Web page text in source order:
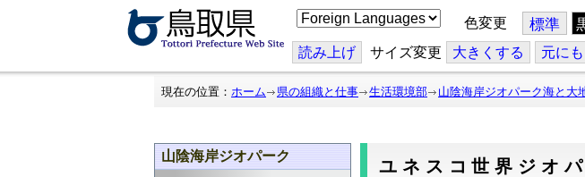
こ
の
ジ
を
翻
色変更 標準
読み上げ サイズ変更 大きくする 元に
現在の位置： ホーム 県の組織と仕事 生活環境部 山陰海岸ジオパーク海と大
山陰海岸ジオパーク
ユネスコ世界ジオ